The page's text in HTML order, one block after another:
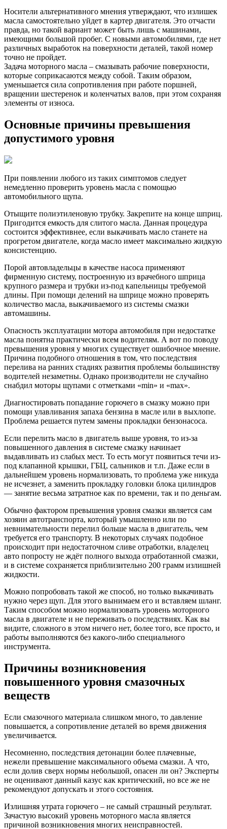
Носители альтернативного мнения утверждают, что излишек
масла самостоятельно уйдет в картер двигателя. Это отчасти
правда, но такой вариант может быть лишь с машинами,
имеющими большой пробег. С новыми автомобилями, где нет
различных выработок на поверхности деталей, такой номер
точно не пройдет.
Задача моторного масла – смазывать рабочие поверхности,
которые соприкасаются между собой. Таким образом,
уменьшается сила сопротивления при работе поршней,
вращении шестеренок и коленчатых валов, при этом сохраняя
элементы от износа.
Основные причины превышения
допустимого уровня
При появлении любого из таких симптомов следует
немедленно проверить уровень масла с помощью
автомобильного щупа.
Отыщите полиэтиленовую трубку. Закрепите на конце шприц.
Пригодится емкость для слитого масла. Данная процедура
состоится эффективнее, если выкачивать масло станете на
прогретом двигателе, когда масло имеет максимально жидкую
консистенцию.
Порой автовладельцы в качестве насоса применяют
фирменную систему, построенную из врачебного шприца
крупного размера и трубки из-под капельницы требуемой
длины. При помощи делений на шприце можно проверять
количество масла, выкачиваемого из системы смазки
автомашины.
Опасность эксплуатации мотора автомобиля при недостатке
масла понятна практически всем водителям. А вот по поводу
превышения уровня у многих существует ошибочное мнение.
Причина подобного отношения в том, что последствия
перелива на ранних стадиях развития проблемы большинству
водителей незаметны. Однако производители не случайно
снабдил моторы щупами с отметками «min» и «max».
Диагностировать попадание горючего в смазку можно при
помощи улавливания запаха бензина в масле или в выхлопе.
Проблема решается путем замены прокладки бензонасоса.
Если перелить масло в двигатель выше уровня, то из-за
повышенного давления в системе смазку начинает
выдавливать из слабых мест. То есть могут появиться течи из-
под клапанной крышки, ГБЦ, сальников и т.п. Даже если в
дальнейшем уровень нормализовать, то проблема уже никуда
не исчезнет, а заменить прокладку головки блока цилиндров
— занятие весьма затратное как по времени, так и по деньгам.
Обычно фактором превышения уровня смазки является сам
хозяин автотранспорта, который умышленно или по
невнимательности перелил больше масла в двигатель, чем
требуется его транспорту. В некоторых случаях подобное
происходит при недостаточном сливе отработки, владелец
авто попросту не ждёт полного выхода отработанной смазки,
и в системе сохраняется приблизительно 200 грамм излишней
жидкости.
Можно попробовать такой же способ, но только выкачивать
нужно через щуп. Для этого вынимаем его и вставляем шланг.
Таким способом можно нормализовать уровень моторного
масла в двигателе и не переживать о последствиях. Как вы
видите, сложного в этом ничего нет, более того, все просто, и
работы выполняются без какого-либо специального
инструмента.
Причины возникновения
повышенного уровня смазочных
веществ
Если смазочного материала слишком много, то давление
повышается, а сопротивление деталей во время движения
увеличивается.
Несомненно, последствия детонации более плачевные,
нежели превышение максимального объема смазки. А что,
если долив сверх нормы небольшой, опасен ли он? Эксперты
не оценивают данный казус как критический, но все же не
рекомендуют допускать и этого состояния.
Излишняя утрата горючего – не самый страшный результат.
Зачастую высокий уровень моторного масла является
причиной возникновения многих неисправностей.